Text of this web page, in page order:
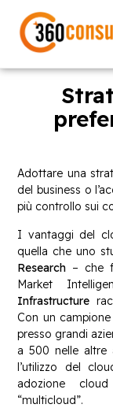
GDPR NIS2
Sviluppo
Inizia a digitare per
Adottare una
del business o
più controllo sui
I vantaggi del
quella che uno
Research – che
Market
Infrastructure
Con un
presso grandi
a 500 nelle altre
l’utilizzo del
adozione
“multicloud”.